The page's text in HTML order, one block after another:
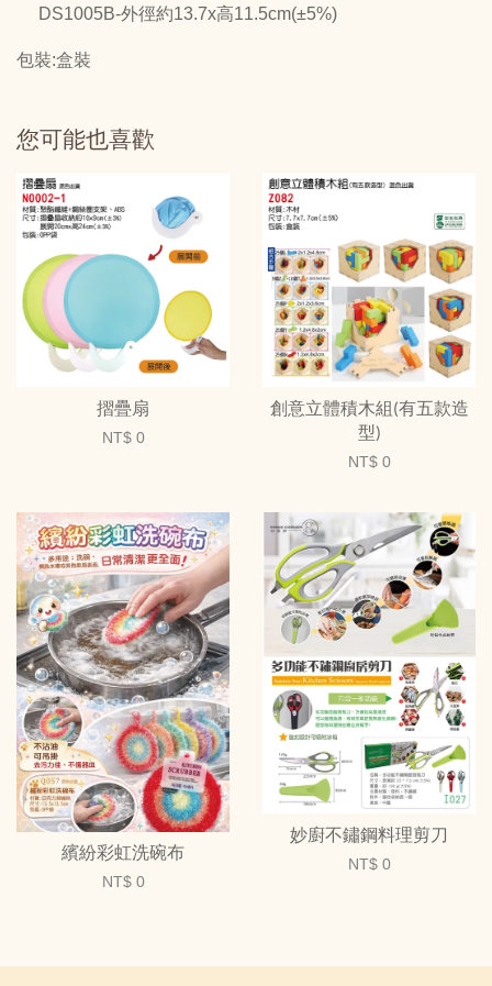
DS1005B-外徑約13.7x高11.5cm(±5%)
包裝:盒裝
您可能也喜歡
摺疊扇
NT$ 0
創意立體積木組(有五款造
型)
NT$ 0
繽紛彩虹洗碗布
NT$ 0
妙廚不鏽鋼料理剪刀
NT$ 0